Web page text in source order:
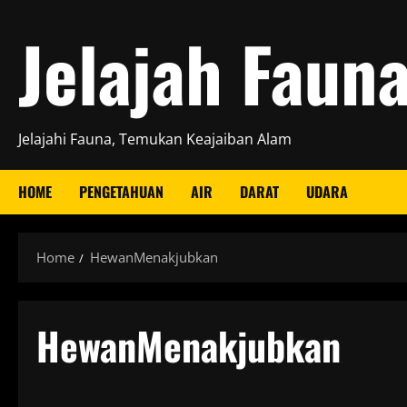
content
Jelajah
Jelajahi Fauna, Temukan Keajaiban Alam
HOME PENGETAHUAN AIR DARAT UDARA
Home HewanMenakjubkan
HewanMenakjubkan